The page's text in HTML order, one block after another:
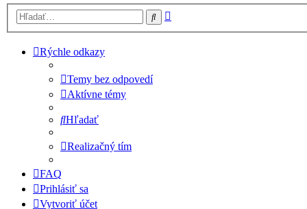
Hľadať
Rýchle odkazy
Temy bez odpovedí
Aktívne témy
Hľadať
Realizačný tím
FAQ
Prihlásiť sa
Vytvoriť účet